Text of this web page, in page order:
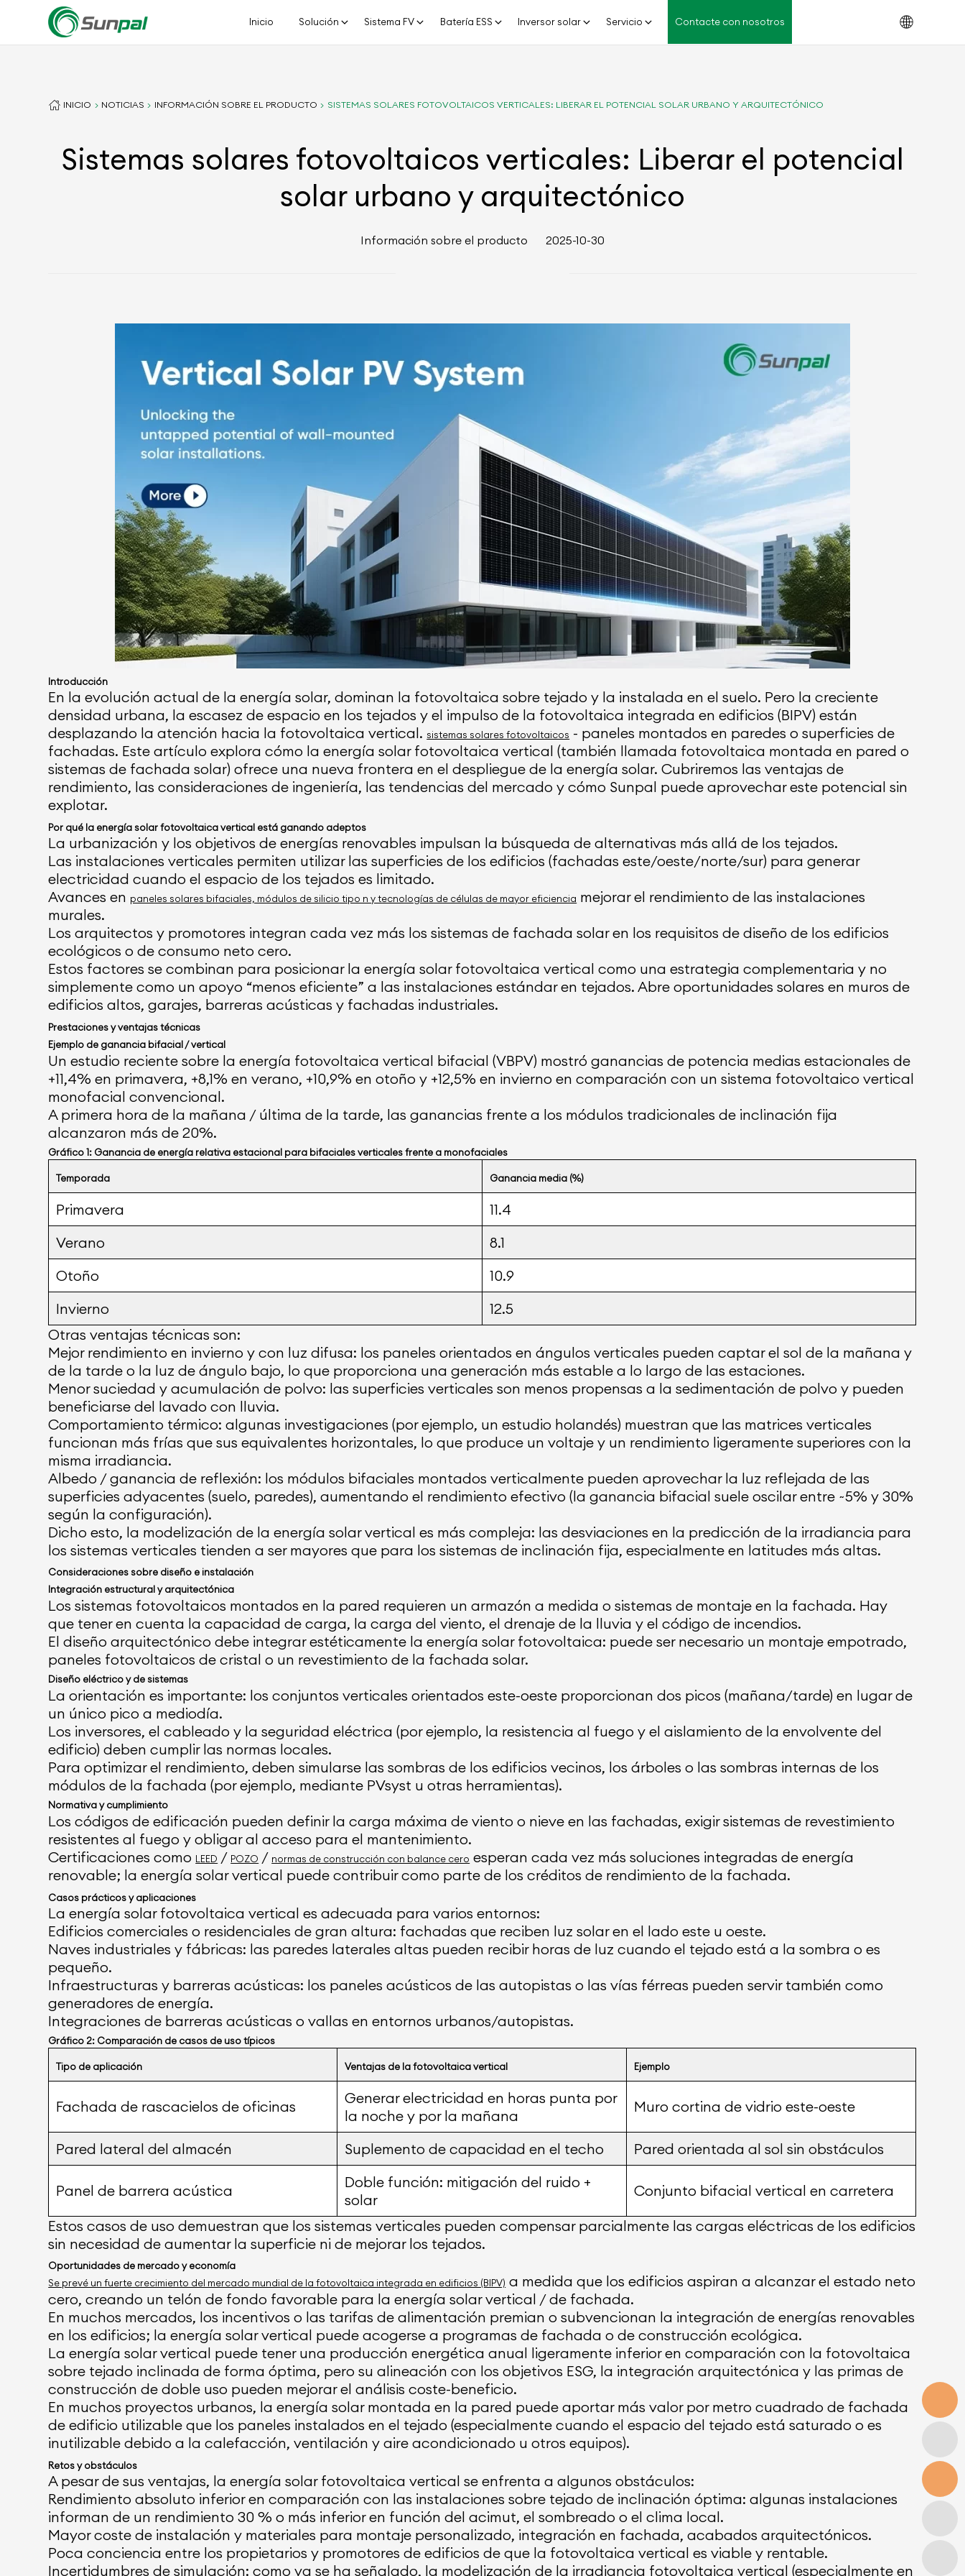
Inicio Solución Sistema FV Batería ESS Inversor solar Servicio Contacte con nosotros
INICIO NOTICIAS INFORMACIÓN SOBRE EL PRODUCTO SISTEMAS SOLARES FOTOVOLTAICOS VERTICALES: LIBERAR EL POTENCIAL SOLAR URBANO Y ARQUITECTÓNICO
Sistemas solares fotovoltaicos verticales: Liberar el potencial
solar urbano y arquitectónico
Información sobre el producto 2025-10-30
Introducción
En la evolución actual de la energía solar, dominan la fotovoltaica sobre tejado y la instalada en el suelo. Pero la creciente
densidad urbana, la escasez de espacio en los tejados y el impulso de la fotovoltaica integrada en edificios (BIPV) están
desplazando la atención hacia la fotovoltaica vertical. sistemas solares fotovoltaicos - paneles montados en paredes o superficies de
fachadas. Este artículo explora cómo la energía solar fotovoltaica vertical (también llamada fotovoltaica montada en pared o
sistemas de fachada solar) ofrece una nueva frontera en el despliegue de la energía solar. Cubriremos las ventajas de
rendimiento, las consideraciones de ingeniería, las tendencias del mercado y cómo Sunpal puede aprovechar este potencial sin
explotar.
Por qué la energía solar fotovoltaica vertical está ganando adeptos
La urbanización y los objetivos de energías renovables impulsan la búsqueda de alternativas más allá de los tejados.
Las instalaciones verticales permiten utilizar las superficies de los edificios (fachadas este/oeste/norte/sur) para generar
electricidad cuando el espacio de los tejados es limitado.
Avances en paneles solares bifaciales, módulos de silicio tipo n y tecnologías de células de mayor eficiencia mejorar el rendimiento de las instalaciones
murales.
Los arquitectos y promotores integran cada vez más los sistemas de fachada solar en los requisitos de diseño de los edificios
ecológicos o de consumo neto cero.
Estos factores se combinan para posicionar la energía solar fotovoltaica vertical como una estrategia complementaria y no
simplemente como un apoyo “menos eficiente” a las instalaciones estándar en tejados. Abre oportunidades solares en muros de
edificios altos, garajes, barreras acústicas y fachadas industriales.
Prestaciones y ventajas técnicas
Ejemplo de ganancia bifacial / vertical
Un estudio reciente sobre la energía fotovoltaica vertical bifacial (VBPV) mostró ganancias de potencia medias estacionales de
+11,4% en primavera, +8,1% en verano, +10,9% en otoño y +12,5% en invierno en comparación con un sistema fotovoltaico vertical
monofacial convencional.
A primera hora de la mañana / última de la tarde, las ganancias frente a los módulos tradicionales de inclinación fija
alcanzaron más de 20%.
Gráfico 1: Ganancia de energía relativa estacional para bifaciales verticales frente a monofaciales
Temporada Ganancia media (%)
Primavera
11.4
Verano
8.1
Otoño
10.9
Invierno
12.5
Otras ventajas técnicas son:
Mejor rendimiento en invierno y con luz difusa: los paneles orientados en ángulos verticales pueden captar el sol de la mañana y
de la tarde o la luz de ángulo bajo, lo que proporciona una generación más estable a lo largo de las estaciones.
Menor suciedad y acumulación de polvo: las superficies verticales son menos propensas a la sedimentación de polvo y pueden
beneficiarse del lavado con lluvia.
Comportamiento térmico: algunas investigaciones (por ejemplo, un estudio holandés) muestran que las matrices verticales
funcionan más frías que sus equivalentes horizontales, lo que produce un voltaje y un rendimiento ligeramente superiores con la
misma irradiancia.
Albedo / ganancia de reflexión: los módulos bifaciales montados verticalmente pueden aprovechar la luz reflejada de las
superficies adyacentes (suelo, paredes), aumentando el rendimiento efectivo (la ganancia bifacial suele oscilar entre ~5% y 30%
según la configuración).
Dicho esto, la modelización de la energía solar vertical es más compleja: las desviaciones en la predicción de la irradiancia para
los sistemas verticales tienden a ser mayores que para los sistemas de inclinación fija, especialmente en latitudes más altas.
Consideraciones sobre diseño e instalación
Integración estructural y arquitectónica
Los sistemas fotovoltaicos montados en la pared requieren un armazón a medida o sistemas de montaje en la fachada. Hay
que tener en cuenta la capacidad de carga, la carga del viento, el drenaje de la lluvia y el código de incendios.
El diseño arquitectónico debe integrar estéticamente la energía solar fotovoltaica: puede ser necesario un montaje empotrado,
paneles fotovoltaicos de cristal o un revestimiento de la fachada solar.
Diseño eléctrico y de sistemas
La orientación es importante: los conjuntos verticales orientados este-oeste proporcionan dos picos (mañana/tarde) en lugar de
un único pico a mediodía.
Los inversores, el cableado y la seguridad eléctrica (por ejemplo, la resistencia al fuego y el aislamiento de la envolvente del
edificio) deben cumplir las normas locales.
Para optimizar el rendimiento, deben simularse las sombras de los edificios vecinos, los árboles o las sombras internas de los
módulos de la fachada (por ejemplo, mediante PVsyst u otras herramientas).
Normativa y cumplimiento
Los códigos de edificación pueden definir la carga máxima de viento o nieve en las fachadas, exigir sistemas de revestimiento
resistentes al fuego y obligar al acceso para el mantenimiento.
Certificaciones como LEED / POZO / normas de construcción con balance cero esperan cada vez más soluciones integradas de energía
renovable; la energía solar vertical puede contribuir como parte de los créditos de rendimiento de la fachada.
Casos prácticos y aplicaciones
La energía solar fotovoltaica vertical es adecuada para varios entornos:
Edificios comerciales o residenciales de gran altura: fachadas que reciben luz solar en el lado este u oeste.
Naves industriales y fábricas: las paredes laterales altas pueden recibir horas de luz cuando el tejado está a la sombra o es
pequeño.
Infraestructuras y barreras acústicas: los paneles acústicos de las autopistas o las vías férreas pueden servir también como
generadores de energía.
Integraciones de barreras acústicas o vallas en entornos urbanos/autopistas.
Gráfico 2: Comparación de casos de uso típicos
Tipo de aplicación Ventajas de la fotovoltaica vertical Ejemplo
Fachada de rascacielos de oficinas
Generar electricidad en horas punta por
la noche y por la mañana
Muro cortina de vidrio este-oeste
Pared lateral del almacén Suplemento de capacidad en el techo Pared orientada al sol sin obstáculos
Panel de barrera acústica
Doble función: mitigación del ruido +
solar
Conjunto bifacial vertical en carretera
Estos casos de uso demuestran que los sistemas verticales pueden compensar parcialmente las cargas eléctricas de los edificios
sin necesidad de aumentar la superficie ni de mejorar los tejados.
Oportunidades de mercado y economía
Se prevé un fuerte crecimiento del mercado mundial de la fotovoltaica integrada en edificios (BIPV) a medida que los edificios aspiran a alcanzar el estado neto
cero, creando un telón de fondo favorable para la energía solar vertical / de fachada.
En muchos mercados, los incentivos o las tarifas de alimentación premian o subvencionan la integración de energías renovables
en los edificios; la energía solar vertical puede acogerse a programas de fachada o de construcción ecológica.
La energía solar vertical puede tener una producción energética anual ligeramente inferior en comparación con la fotovoltaica
sobre tejado inclinada de forma óptima, pero su alineación con los objetivos ESG, la integración arquitectónica y las primas de
construcción de doble uso pueden mejorar el análisis coste-beneficio.
En muchos proyectos urbanos, la energía solar montada en la pared puede aportar más valor por metro cuadrado de fachada
de edificio utilizable que los paneles instalados en el tejado (especialmente cuando el espacio del tejado está saturado o es
inutilizable debido a la calefacción, ventilación y aire acondicionado u otros equipos).
Retos y obstáculos
A pesar de sus ventajas, la energía solar fotovoltaica vertical se enfrenta a algunos obstáculos:
Rendimiento absoluto inferior en comparación con las instalaciones sobre tejado de inclinación óptima: algunas instalaciones
informan de un rendimiento 30 % o más inferior en función del acimut, el sombreado o el clima local.
Mayor coste de instalación y materiales para montaje personalizado, integración en fachada, acabados arquitectónicos.
Poca conciencia entre los propietarios y promotores de edificios de que la fotovoltaica vertical es viable y rentable.
Incertidumbres de simulación: como ya se ha señalado, la modelización de la irradiancia fotovoltaica vertical (especialmente en